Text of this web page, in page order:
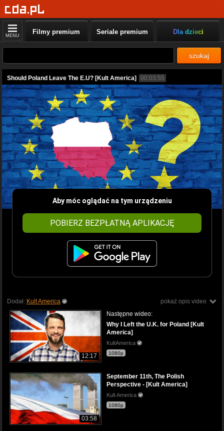
MENU Filmy premium Seriale premium Dla dzieci
szukaj
Should Poland Leave The E.U? [Kult America] 00:03:55
Aby móc oglądać na tym urządzeniu
POBIERZ BEZPŁATNĄ APLIKACJĘ
pokaż opis video
Dodał: Kult America
12:17
Następne wideo:
Why I Left the U.K. for Poland [Kult
America]
KultAmerica
1080p
03:58
September 11th, The Polish
Perspective - [Kult America]
Kult America
1080p